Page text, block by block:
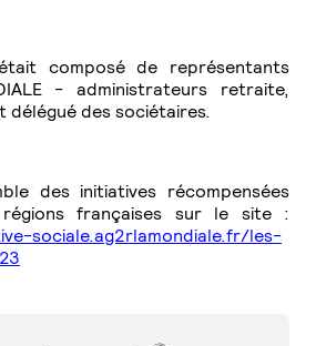
composé de représentants
- administrateurs retraite,
délégué des sociétaires.
des initiatives récompensées
françaises sur le site :
sociale.ag2rlamondiale.fr/les-